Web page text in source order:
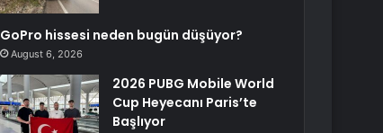
GoPro hissesi neden bugün düşüyor?
August 6, 2026
2026 PUBG Mobile World
Cup Heyecanı Paris’te
Başlıyor